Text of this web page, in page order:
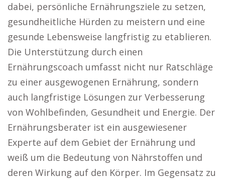
dabei, persönliche Ernährungsziele zu setzen,
gesundheitliche Hürden zu meistern und eine
gesunde Lebensweise langfristig zu etablieren.
Die Unterstützung durch einen
Ernährungscoach umfasst nicht nur Ratschläge
zu einer ausgewogenen Ernährung, sondern
auch langfristige Lösungen zur Verbesserung
von Wohlbefinden, Gesundheit und Energie. Der
Ernährungsberater ist ein ausgewiesener
Experte auf dem Gebiet der Ernährung und
weiß um die Bedeutung von Nährstoffen und
deren Wirkung auf den Körper. Im Gegensatz zu